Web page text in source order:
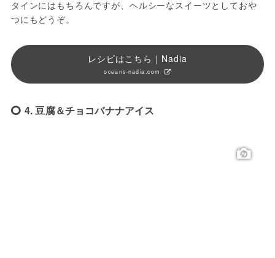
タインにはもちろんですが、ヘルシーなスイーツとしておや
つにもどうぞ。
レシピはこちら｜Nadia
oceans-nadia.com
4. 豆腐＆チョコバナナアイス